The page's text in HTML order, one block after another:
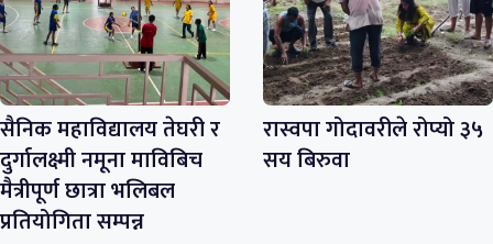
सैनिक महाविद्यालय तेघरी र
दुर्गालक्ष्मी नमूना माविबिच
मैत्रीपूर्ण छात्रा भलिबल
प्रतियोगिता सम्पन्न
रास्वपा गोदावरीले रोप्यो ३५
सय बिरुवा